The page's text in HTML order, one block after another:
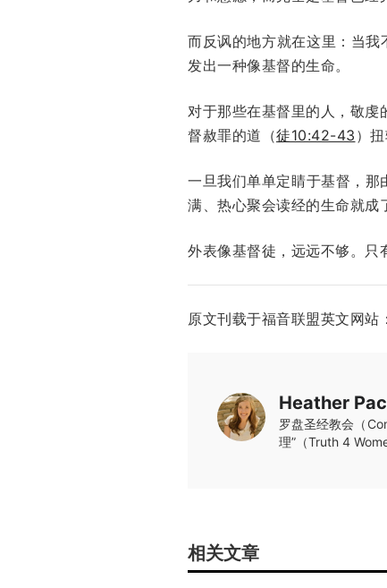
而反讽的地方就在这里：当
发出一种像基督的生命。
对于那些在基督里的人，敬
督赦罪的道（徒10:42-43 ）
一旦我们单单定睛于基督，那
满、热心聚会读经的生命就成
外表像基督徒，远远不够。
原文刊载于福音联盟英文网站：
Heather
罗盘圣经教会（
理”（Truth 4
相关文章